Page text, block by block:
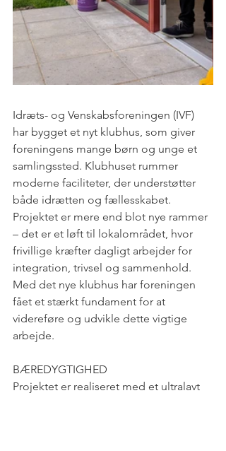
Idræts- og Venskabsforeningen (IVF)
har bygget et nyt klubhus, som giver
foreningens mange børn og unge et
samlingssted. Klubhuset rummer
moderne faciliteter, der understøtter
både idrætten og fællesskabet.
Projektet er mere end blot nye rammer
– det er et løft til lokalområdet, hvor
frivillige kræfter dagligt arbejder for
integration, trivsel og sammenhold.
Med det nye klubhus har foreningen
fået et stærkt fundament for at
videreføre og udvikle dette vigtige
arbejde.
BÆREDYGTIGHED
Projektet er realiseret med et ultralavt